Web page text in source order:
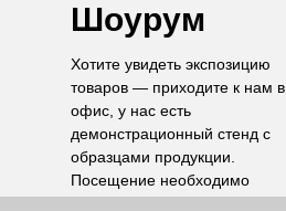
Шоурум
Хотите увидеть экспозицию
товаров — приходите к нам в
офис, у нас есть
демонстрационный стенд с
образцами продукции.
Посещение необходимо